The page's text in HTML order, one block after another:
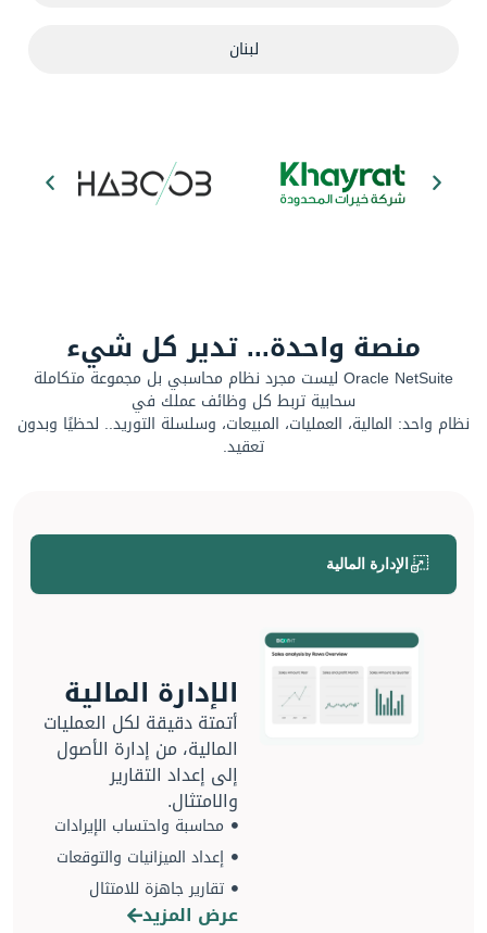
لبنان
منصة واحدة... تدير كل شيء
Oracle NetSuite ليست مجرد نظام محاسبي بل مجموعة متكاملة
سحابية تربط كل وظائف عملك في
نظام واحد: المالية، العمليات، المبيعات، وسلسلة التوريد.. لحظيًا وبدون
تعقيد.
الإدارة المالية
الإدارة المالية
أتمتة دقيقة لكل العمليات
المالية، من إدارة الأصول
إلى إعداد التقارير
والامتثال.
محاسبة واحتساب الإيرادات
إعداد الميزانيات والتوقعات
تقارير جاهزة للامتثال
عرض المزيد